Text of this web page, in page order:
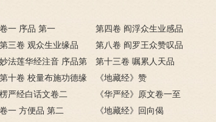
卷一 序品 第一
第四卷 阎浮众生业感品
第三卷 观众生业缘品
第八卷 阎罗王众赞叹品
妙法莲华经注音 序品第
一
第十三卷 嘱累人天品
第十卷 校量布施功德缘
品
《地藏经》赞
楞严经白话文卷二
《华严经》原文卷一至
卷五
卷一 方便品 第二
《地藏经》回向偈